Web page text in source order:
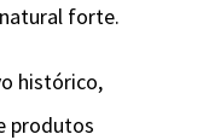
forte.
histórico,
produtos